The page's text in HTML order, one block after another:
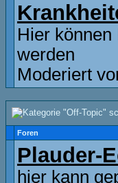
Hier
werden
Moderiert
Foren
Plauder-
hier kann